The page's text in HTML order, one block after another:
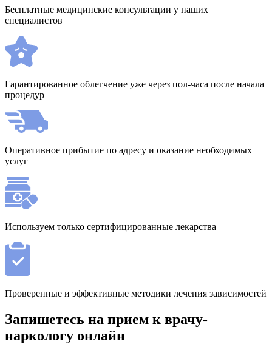
Бесплатные медицинские консультации у наших
специалистов
Гарантированное облегчение уже через пол-часа после начала
процедур
Оперативное прибытие по адресу и оказание необходимых
услуг
Используем только сертифицированные лекарства
Проверенные и эффективные методики лечения зависимостей
Запишетесь на прием к врачу-
наркологу онлайн